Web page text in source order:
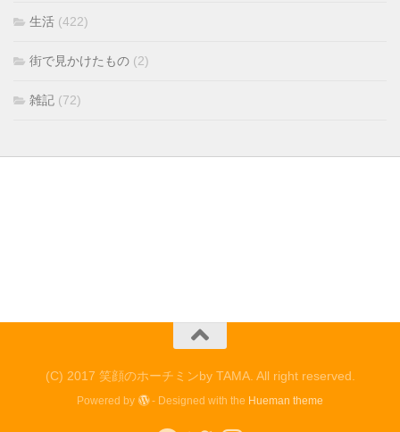
生活 (422)
街で見かけたもの (2)
雑記 (72)
(C) 2017 笑顔のホーチミンby TAMA. All right reserved.
Powered by - Designed with the Hueman theme